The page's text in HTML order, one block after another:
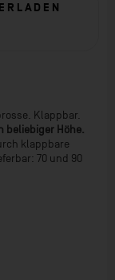
Klappbar.
beliebiger Höhe.
klappbare
70 und 90